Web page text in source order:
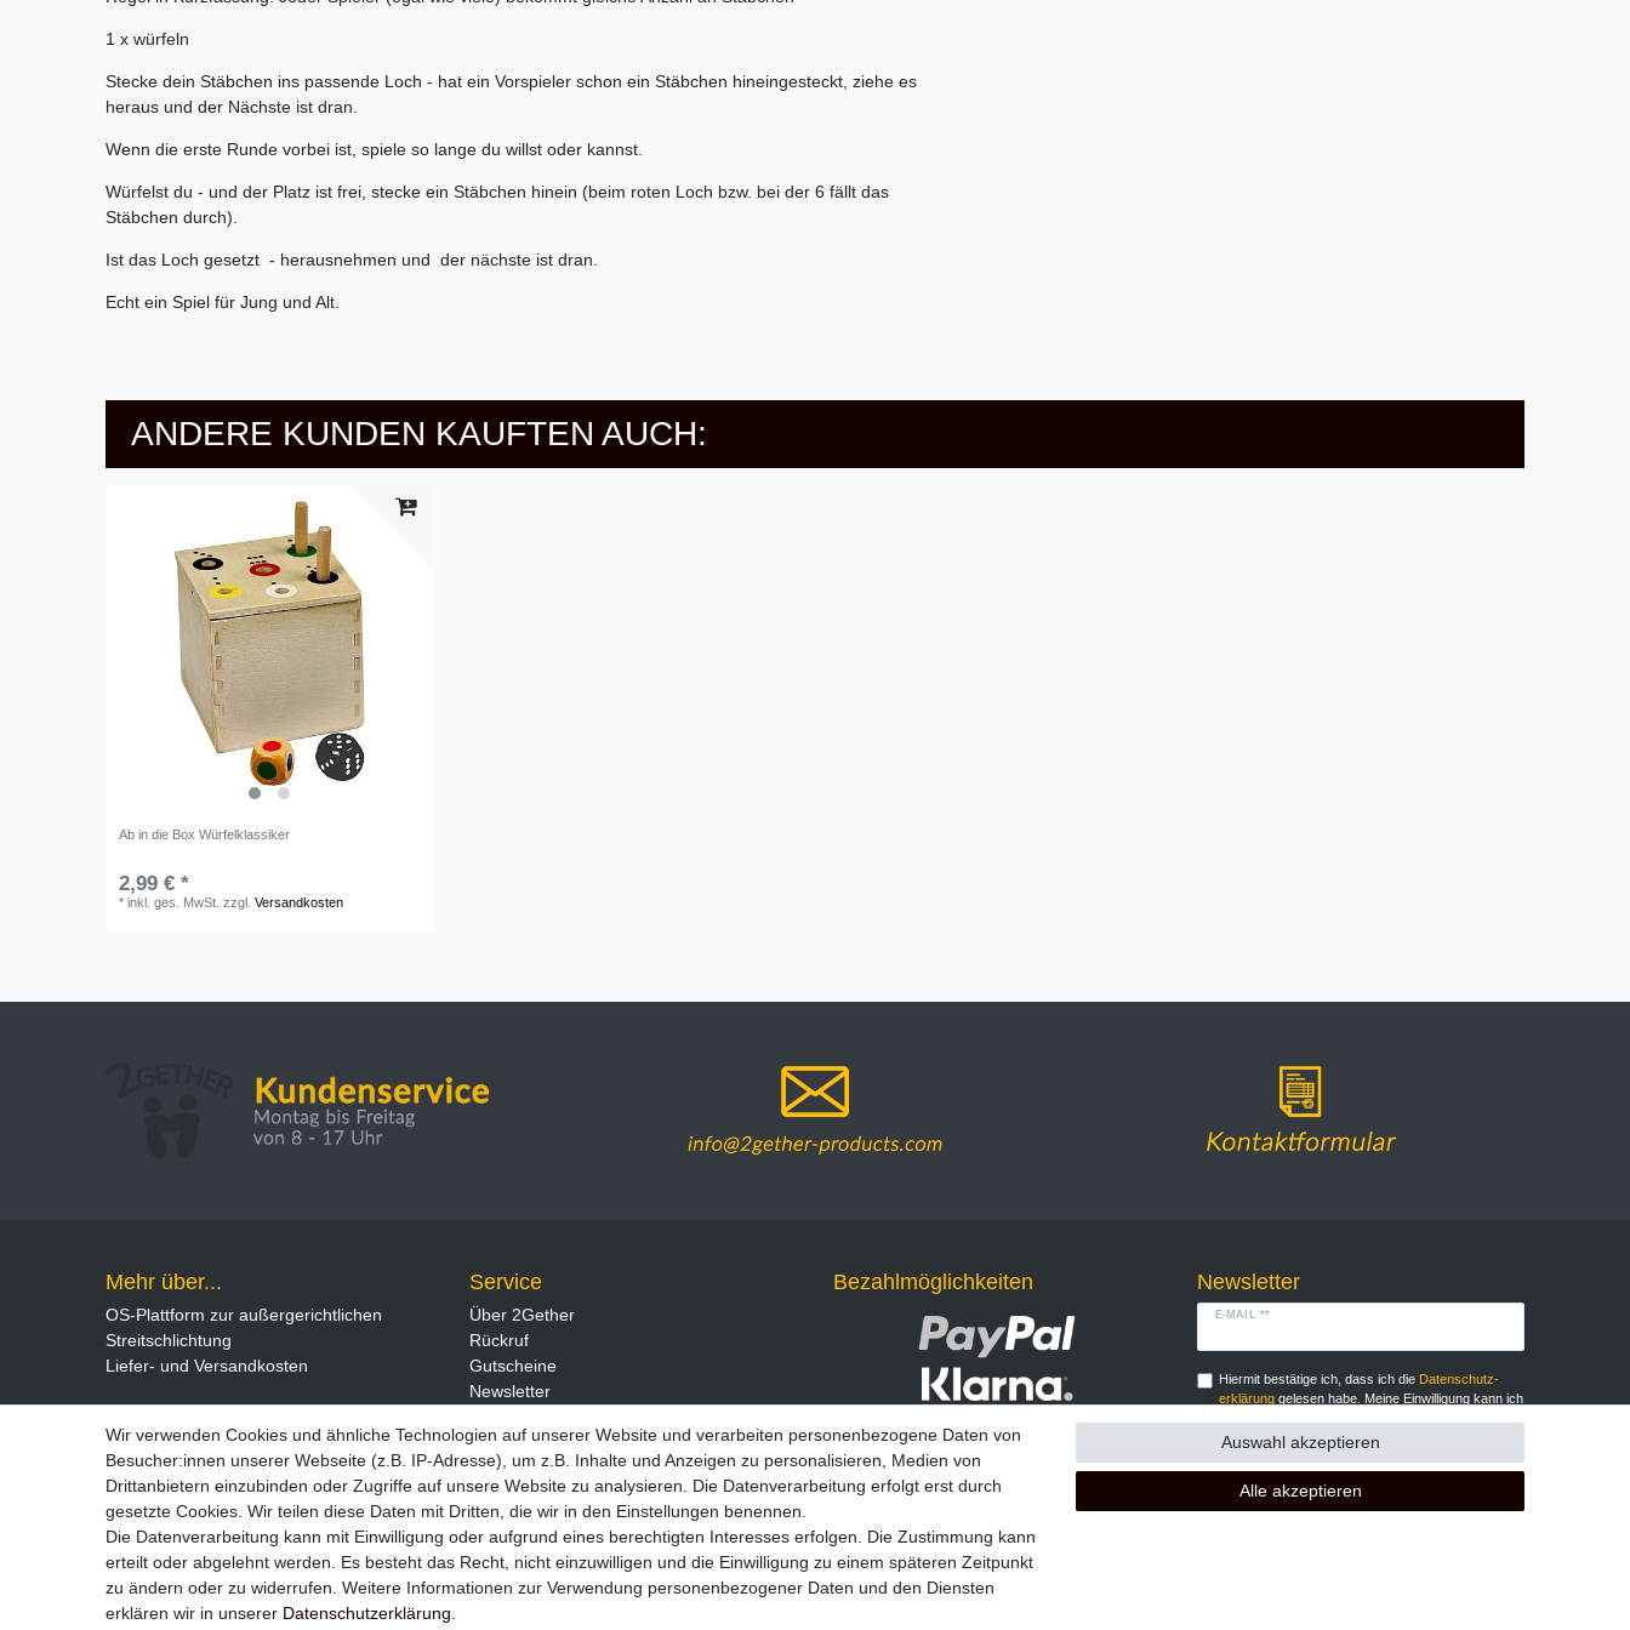
1 x würfeln
Stecke dein Stäbchen ins passende Loch - hat ein Vorspieler schon ein Stäbchen hineingesteckt, ziehe es
heraus und der Nächste ist dran.
Wenn die erste Runde vorbei ist, spiele so lange du willst oder kannst.
Würfelst du - und der Platz ist frei, stecke ein Stäbchen hinein (beim roten Loch bzw. bei der 6 fällt das
Stäbchen durch).
Ist das Loch gesetzt - herausnehmen und der nächste ist dran.
Echt ein Spiel für Jung und Alt.
ANDERE KUNDEN KAUFTEN AUCH:
Ab in die Box Würfelklassiker
2,99 € *
*inkl. ges. MwSt. zzgl.Versandkosten
Mehr über...
OS-Plattform zur außergerichtlichen
Streitschlichtung
Liefer- und Versandkosten
Service
Über 2Gether
Rückruf
Gutscheine
Newsletter
Bezahlmöglichkeiten Newsletter
E-MAIL **
Hiermit bestätige ich, dass ich die Daten­schutz­
erklärunggelesen habe. Meine Einwilligung kann ich
Abonnieren
** Hierbei handelt es sich um ein Pflichtfeld.
Widerrufs­recht Widerrufs­formular Impressum Daten­schutz­erklärung
Wir verwenden Cookies und ähnliche Technologien auf unserer Website und verarbeiten personenbezogene Daten von
Besucher:innen unserer Webseite (z.B. IP-Adresse), um z.B. Inhalte und Anzeigen zu personalisieren, Medien von
Drittanbietern einzubinden oder Zugriffe auf unsere Website zu analysieren. Die Datenverarbeitung erfolgt erst durch
gesetzte Cookies. Wir teilen diese Daten mit Dritten, die wir in den Einstellungen benennen.
Die Datenverarbeitung kann mit Einwilligung oder aufgrund eines berechtigten Interesses erfolgen. Die Zustimmung kann
erteilt oder abgelehnt werden. Es besteht das Recht, nicht einzuwilligen und die Einwilligung zu einem späteren Zeitpunkt
zu ändern oder zu widerrufen. Weitere Informationen zur Verwendung personenbezogener Daten und den Diensten
erklären wir in unserer Daten­schutz­erklärung
Alle akzeptieren
Auswahl akzeptieren